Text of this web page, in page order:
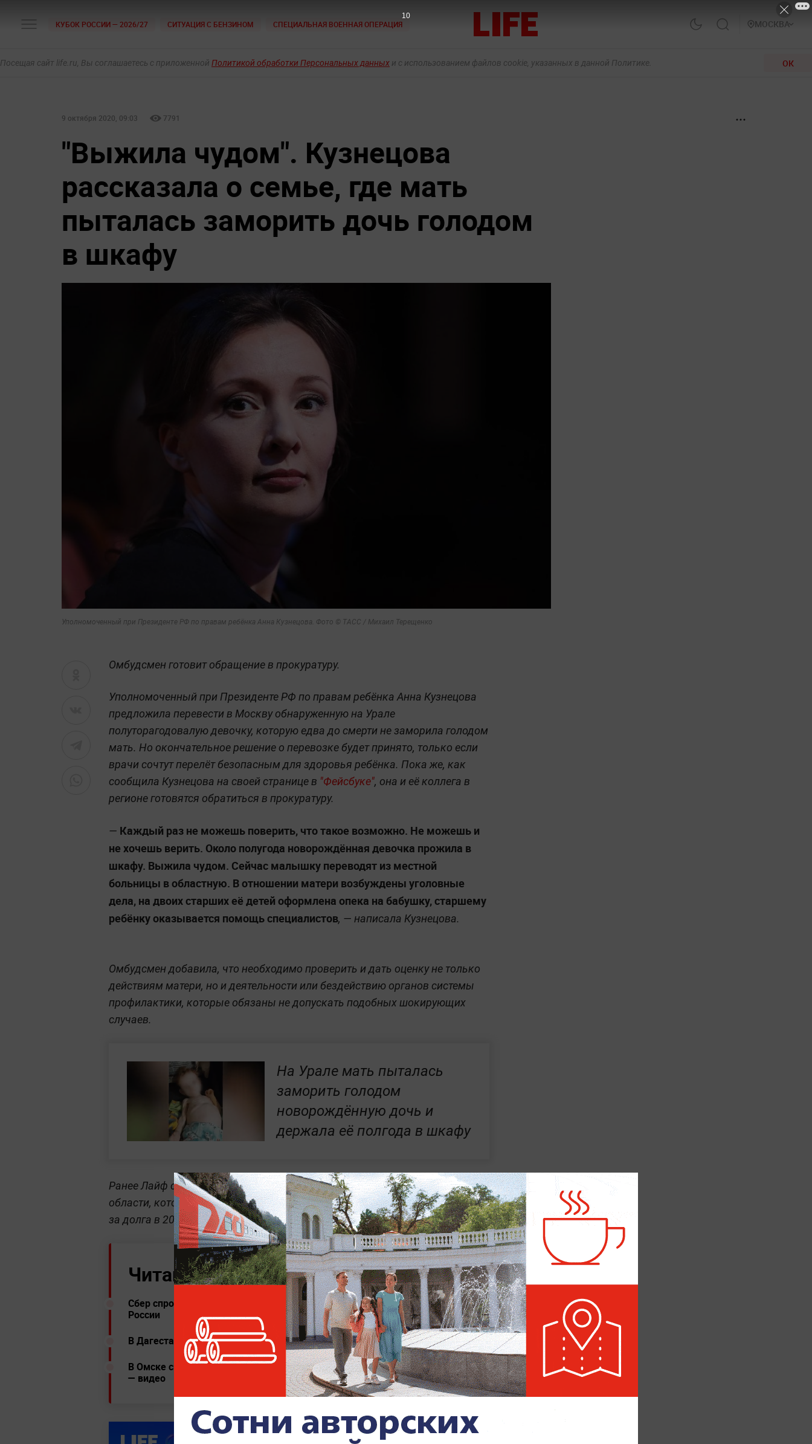
КУБОК РОССИИ — 2026/27 СИТУАЦИЯ С БЕНЗИНОМ СПЕЦИАЛЬНАЯ ВОЕННАЯ ОПЕРАЦИЯ МОСКВА
Посещая сайт life.ru, Вы соглашаетесь с приложенной Политикой обработки Персональных данных и с использованием файлов cookie, указанных в данной Политике. ОК
9 октября 2020, 09:03 7791
"Выжила чудом". Кузнецова
рассказала о семье, где мать
пыталась заморить дочь голодом
в шкафу
Уполномоченный при Президенте РФ по правам ребёнка Анна Кузнецова. Фото © ТАСС / Михаил Терещенко
Омбудсмен готовит обращение в прокуратуру.
Уполномоченный при Президенте РФ по правам ребёнка Анна Кузнецова
предложила перевести в Москву обнаруженную на Урале
полуторагодовалую девочку, которую едва до смерти не заморила голодом
мать. Но окончательное решение о перевозке будет принято, только если
врачи сочтут перелёт безопасным для здоровья ребёнка. Пока же, как
сообщила Кузнецова на своей странице в "Фейсбуке", она и её коллега в
регионе готовятся обратиться в прокуратуру.
— Каждый раз не можешь поверить, что такое возможно. Не можешь и
не хочешь верить. Около полугода новорождённая девочка прожила в
шкафу. Выжила чудом. Сейчас малышку переводят из местной
больницы в областную. В отношении матери возбуждены уголовные
дела, на двоих старших её детей оформлена опека на бабушку, старшему
ребёнку оказывается помощь специалистов, — написала Кузнецова.
Омбудсмен добавила, что необходимо проверить и дать оценку не только
действиям матери, но и деятельности или бездействию органов системы
профилактики, которые обязаны не допускать подобных шокирующих
случаев.
На Урале мать пыталась
заморить голодом
новорождённую дочь и
держала её полгода в шкафу
Ранее Лайф сообщал про беременную многодетную мать из Омской
области, котораявзяла в заложники полуторагодовалого сынаподруги из-
за долга в 20 тысяч рублей.
Читайте ещё:
Сбер спрогнозировал, когда будет пик заболеваемости коронавирусом в
России
В Дагестане 42 ребёнка попали в больницу с признаками отравления
В Омске спасли собаку-робинзона. Жила одна на острове несколько дней
— видео
9